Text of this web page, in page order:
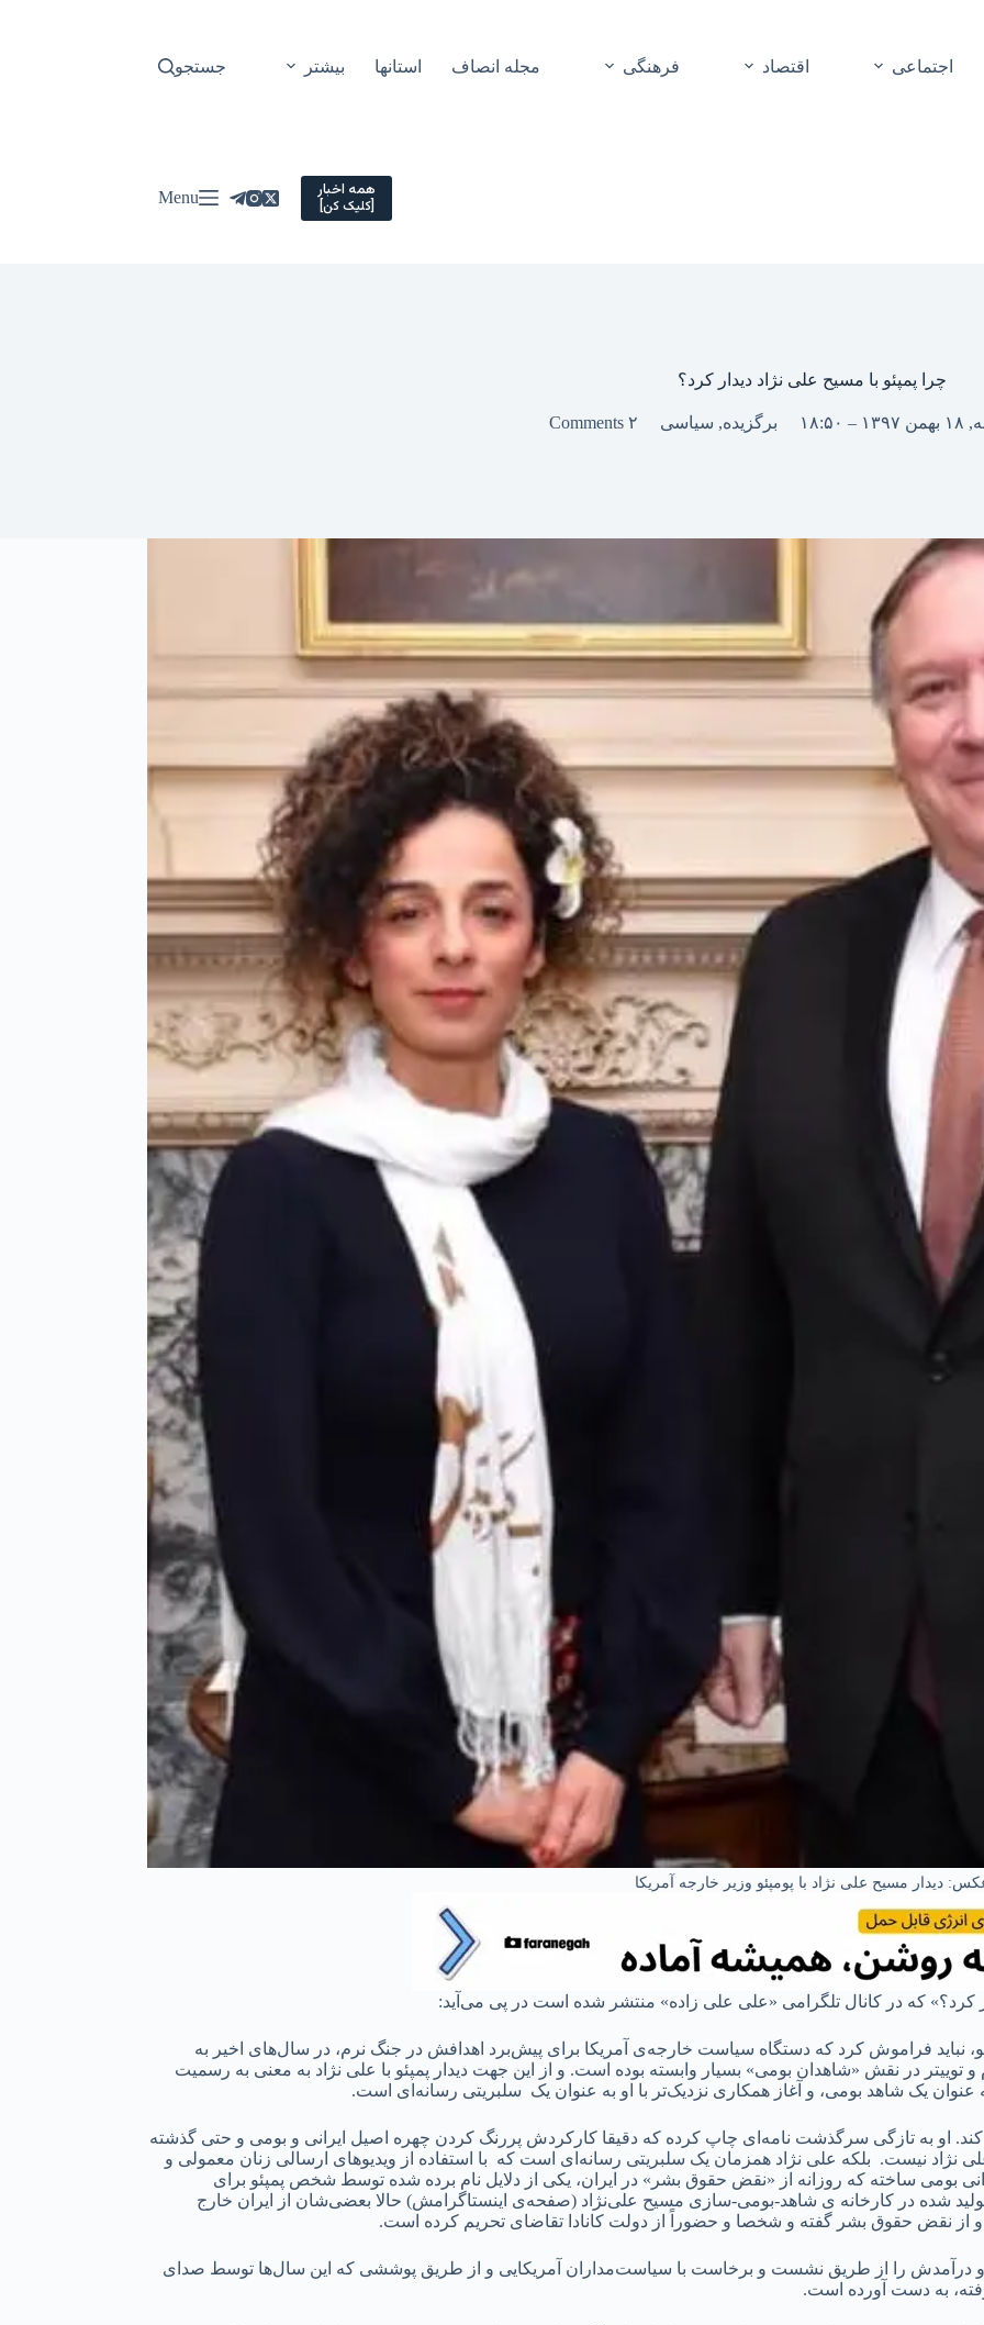
اجتماعی اقتصاد فرهنگی مجله انصاف استانها بیشتر جستجو
همه اخبار
[کلیک کن] Menu
چرا پمپئو با مسیح علی نژاد دیدار کرد؟
۱۸:۵۰ برگزیده, سیاسی ۲ Comments
دیدار مسیح علی نژاد با پومپئو وزیر خارجه آمریکا
کرد؟» که در کانال تلگرامی «علی علی زاده» منتشر شده است در پی می‌آید:
نباید فراموش کرد که دستگاه سیاست خارجه‌ی آمریکا برای پیش‌برد اهدافش در جنگ نرم، در سال‌های اخیر به
در نقش «شاهدان بومی» بسیار وابسته بوده است. و از این جهت دیدار پمپئو با علی نژاد به معنی به رسمیت
یک شاهد بومی، و آغاز همکاری نزدیک‌تر با او به عنوان یک سلبریتی رسانه‌ای است.
او به تازگی سرگذشت نامه‌ای چاپ کرده که دقیقا کارکردش پررنگ کردن چهره اصیل ایرانی و بومی و حتی گذشته
نژاد نیست. بلکه علی نژاد همزمان یک سلبریتی رسانه‌ای است که با استفاده از ویدیو‌های ارسالی زنان معمولی و
بومی ساخته که روزانه از «نقض حقوق بشر» در ایران، یکی از دلایل نام برده شده توسط شخص پمپئو برای
تولید شده در کارخانه ی شاهد-بومی-سازی مسیح علی‌نژاد (صفحه‌ی اینستاگرامش) حالا بعضی‌شان از ایران خارج
و از نقض حقوق بشر گفته و شخصا و حضوراً از دولت کانادا تقاضای تحریم کرده است.
و درآمدش را از طریق نشست و برخاست‌ با سیاست‌مداران آمریکایی و از طریق پوششی که این سال‌ها توسط صدای
به دست آورده است.